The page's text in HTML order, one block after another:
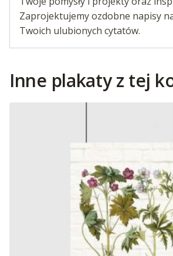
Zaprojektujemy ozdobne napisy
Twoich ulubionych cytatów.
Inne plakaty z tej